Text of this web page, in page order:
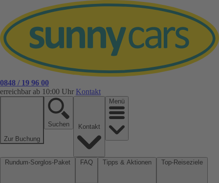
0848 / 19 96 00
erreichbar ab 10:00 Uhr Kontakt
Zur Buchung
Suchen
Menü